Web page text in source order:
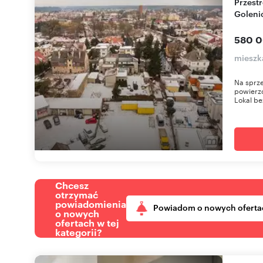
580
Na
Lokal
Chcesz
otrzymać
powiadomienia
o nowych
ofertach w tej
kategorii?
Powiadom o nowych